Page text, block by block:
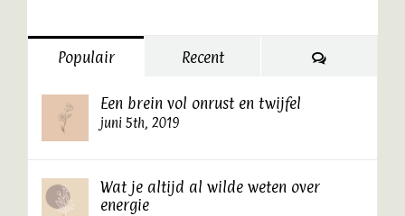
Populair Recent Reacties
Een brein vol onrust en twijfel
juni 5th, 2019
Wat je altijd al wilde weten over
energie